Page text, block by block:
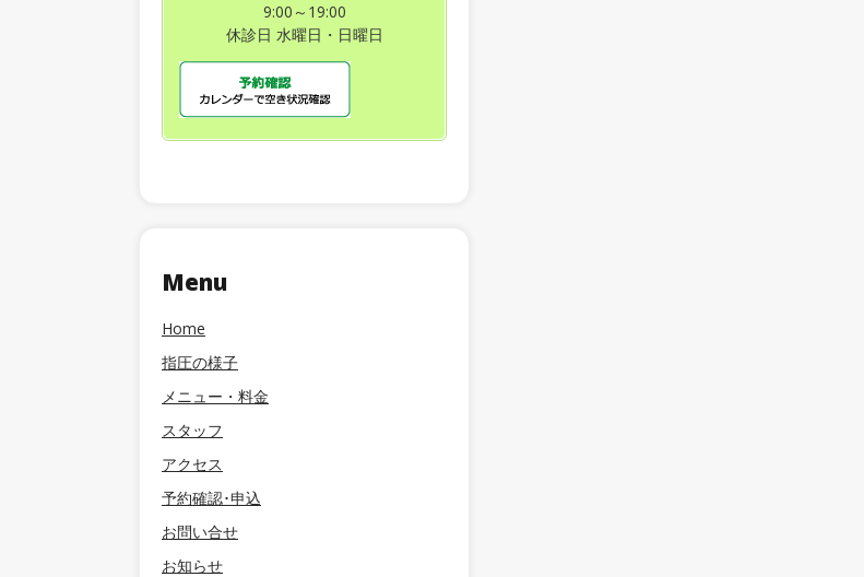
9:00～19:00
休診日 水曜日・日曜日
Menu
Home
指圧の様子
メニュー・料金
スタッフ
アクセス
予約確認･申込
お問い合せ
お知らせ